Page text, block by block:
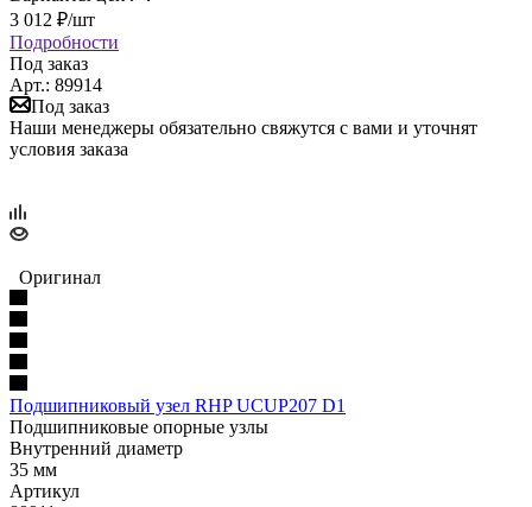
3 012 ₽/шт
Подробности
Под заказ
Арт.: 89914
Под заказ
Наши менеджеры обязательно свяжутся с вами и уточнят
условия заказа
Оригинал
Подшипниковый узел RHP UCUP207 D1
Подшипниковые опорные узлы
Внутренний диаметр
35 мм
Артикул